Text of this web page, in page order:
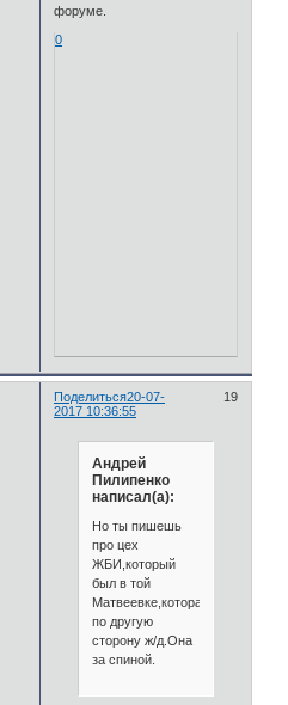
форуме.
0
Поделиться 19
20-07-
2017 10:36:55
Андрей
Пилипенко
написал(а):
Но ты пишешь
про цех
ЖБИ,который
был в той
Матвеевке,которая
по другую
сторону ж/д.Она
за спиной.